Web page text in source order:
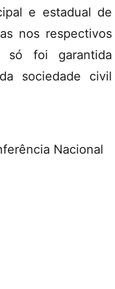
e estadual de
nos respectivos
só foi garantida
sociedade civil
Nacional